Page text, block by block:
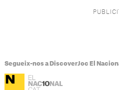
Segueix-nos a DiscoverJoc El